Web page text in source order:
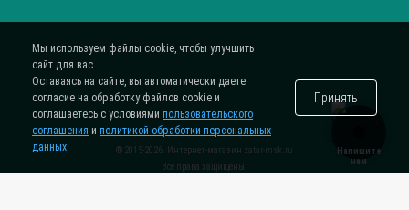
® 2015-2026. Интернет-магазин zatar-msk.ru
Все права защищены.
Напишите
нам
Мы используем файлы cookie, чтобы улучшить
сайт для вас.
Оставаясь на сайте, вы автоматически даете
согласие на обработку файлов cookie и
соглашаетесь с условиями пользовательского
соглашения и политикой обработки персональных
данных.
Принять